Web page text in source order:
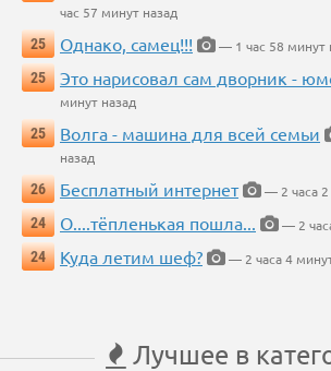
час 57 минут назад
25
Однако, самец!!!
— 1 час 58 минут
25
Это нарисовал сам дворник -
минут назад
25
Волга - машина для всей семьи
назад
26
Бесплатный интернет
— 2 часа
24
О....тёпленькая пошла...
— 2
24
Куда летим шеф? — 2 часа 4
Лучшее в